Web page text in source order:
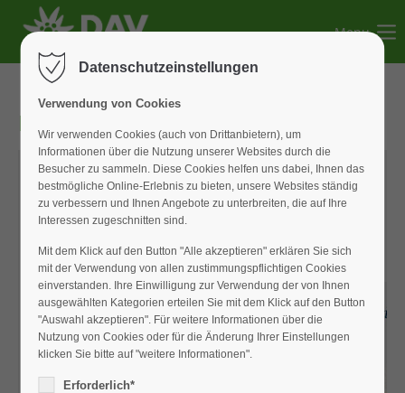
Der Eintrag "offcanvas-col2" existiert leider nicht.
Der Eintrag "offcanvas-col3" existiert leider nicht.
Der Eintrag "offcanvas-col4" existiert leider nicht.
Menu
DAV-Newsletter 2025-15
DAV-Newsletter 2025-15
Datenschutzeinstellungen
Verwendung von Cookies
Wir verwenden Cookies (auch von Drittanbietern), um
Informationen über die Nutzung unserer Websites durch die
Besucher zu sammeln. Diese Cookies helfen uns dabei, Ihnen das
bestmögliche Online-Erlebnis zu bieten, unsere Websites ständig
zu verbessern und Ihnen Angebote zu unterbreiten, die auf Ihre
Interessen zugeschnitten sind.
Mit dem Klick auf den Button "Alle akzeptieren" erklären Sie sich
mit der Verwendung von allen zustimmungspflichtigen Cookies
einverstanden. Ihre Einwilligung zur Verwendung der von Ihnen
ausgewählten Kategorien erteilen Sie mit dem Klick auf den Button
"Auswahl akzeptieren". Für weitere Informationen über die
Nutzung von Cookies oder für die Änderung Ihrer Einstellungen
klicken Sie bitte auf "weitere Informationen".
Erforderlich*